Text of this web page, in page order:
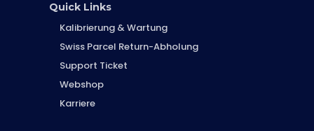
Quick Links
Kalibrierung & Wartung
Swiss Parcel Return-Abholung
Support Ticket
Webshop
Karriere